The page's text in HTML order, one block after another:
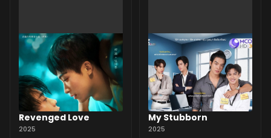
Revenged Love
2025
My Stubborn
2025